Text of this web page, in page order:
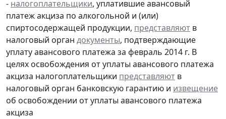
- налогоплательщики, уплатившие авансовый
платеж акциза по алкогольной и (или)
спиртосодержащей продукции, представляют в
налоговый орган документы, подтверждающие
уплату авансового платежа за февраль 2014 г. В
целях освобождения от уплаты авансового платежа
акциза налогоплательщики представляют в
налоговый орган банковскую гарантию и извещение
об освобождении от уплаты авансового платежа
акциза